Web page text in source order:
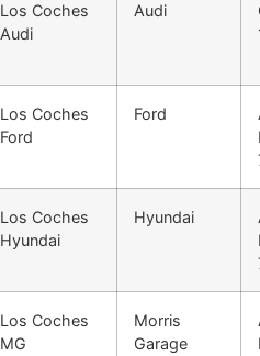
Los Coches
Audi
Audi
Los Coches
Ford
Ford
Los Coches
Hyundai
Hyundai
Los Coches
MG
Morris
Garage